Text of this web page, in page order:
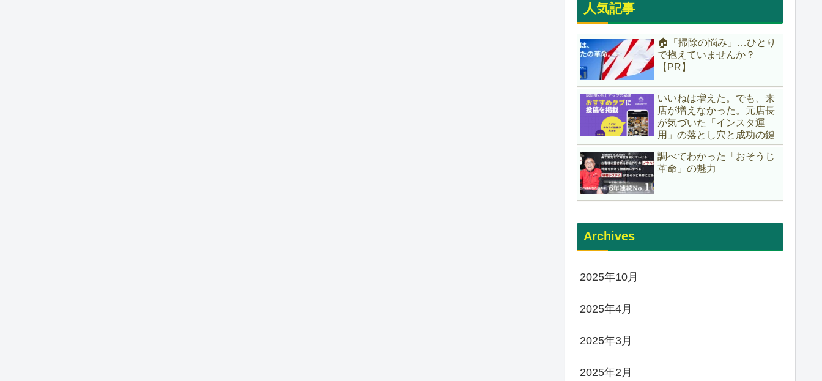
人気記事
🏠「掃除の悩み」…ひとり
で抱えていませんか？
【PR】
いいねは増えた。でも、来
店が増えなかった。元店長
が気づいた「インスタ運
用」の落とし穴と成功の鍵
調べてわかった「おそうじ
革命」の魅力
Archives
2025年10月
2025年4月
2025年3月
2025年2月